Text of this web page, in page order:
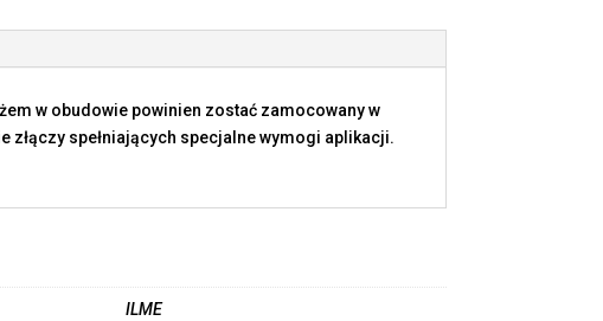
w obudowie powinien zostać zamocowany w
złączy spełniających specjalne wymogi aplikacji.
ILME